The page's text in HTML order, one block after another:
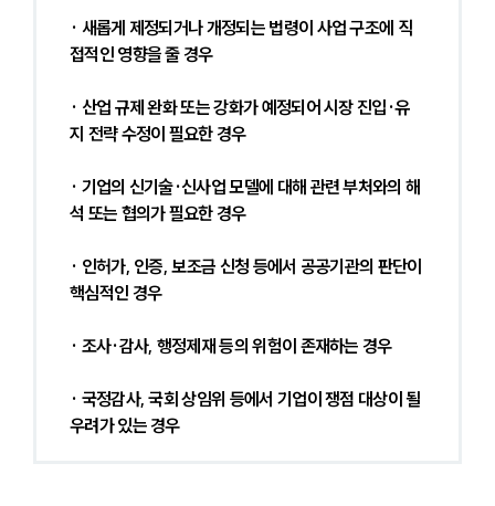
· 새롭게 제정되거나 개정되는 법령이 사업 구조에 직
접적인 영향을 줄 경우
· 산업 규제 완화 또는 강화가 예정되어 시장 진입·유
지 전략 수정이 필요한 경우
· 기업의 신기술·신사업 모델에 대해 관련 부처와의 해
석 또는 협의가 필요한 경우
· 인허가, 인증, 보조금 신청 등에서 공공기관의 판단이
핵심적인 경우
· 조사·감사, 행정제재 등의 위험이 존재하는 경우
· 국정감사, 국회 상임위 등에서 기업이 쟁점 대상이 될
우려가 있는 경우